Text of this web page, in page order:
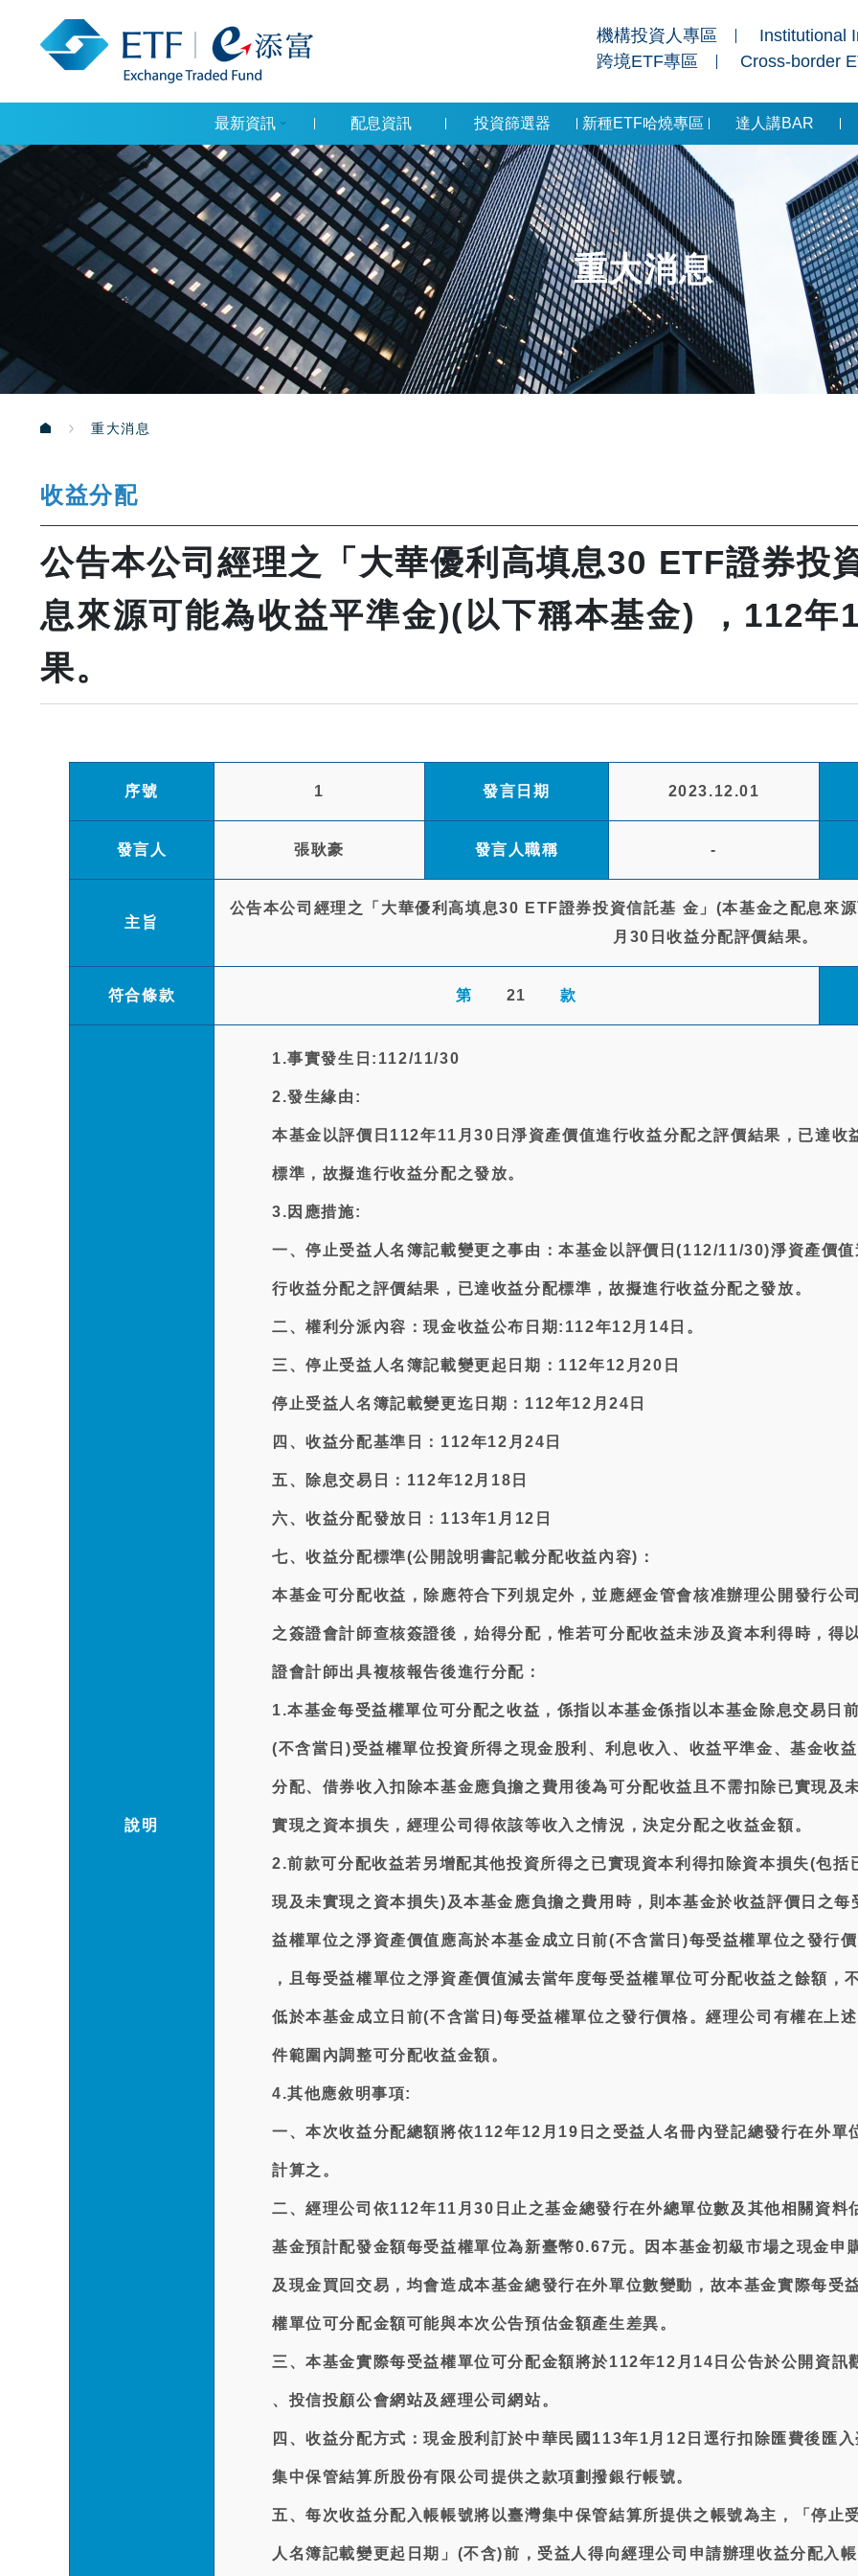
機構投資人專區 Institutional
跨境ETF專區
Cross-border
最新資訊 配息資訊 投資篩選器 新種ETF哈燒專區 達人講BAR
重大消息
重大消息
收益分配
公告本公司經理之「大華優利高填息30 ETF證券投
息來源可能為收益平準金)(以下稱本基金) ，112年
果。
序號 1 發言日期 2023.12.01
發言人 張耿豪 發言人職稱 -
主旨
公告本公司經理之「大華優利高填息30 ETF證券投資信託基 金」(本基金之配息來
月30日收益分配評價結果。
符合條款 第 21 款
說明
1.事實發生日:112/11/30
2.發生緣由:
本基金以評價日112年11月30日淨資產價值進行收益分配之評價結果，已達收
標準，故擬進行收益分配之發放。
3.因應措施:
一、停止受益人名簿記載變更之事由：本基金以評價日(112/11/30)淨資產價值
行收益分配之評價結果，已達收益分配標準，故擬進行收益分配之發放。
二、權利分派內容：現金收益公布日期:112年12月14日。
三、停止受益人名簿記載變更起日期：112年12月20日
停止受益人名簿記載變更迄日期：112年12月24日
四、收益分配基準日：112年12月24日
五、除息交易日：112年12月18日
六、收益分配發放日：113年1月12日
七、收益分配標準(公開說明書記載分配收益內容)：
本基金可分配收益，除應符合下列規定外，並應經金管會核准辦理公開發行公司
之簽證會計師查核簽證後，始得分配，惟若可分配收益未涉及資本利得時，得
證會計師出具複核報告後進行分配：
1.本基金每受益權單位可分配之收益，係指以本基金係指以本基金除息交易日前
(不含當日)受益權單位投資所得之現金股利、利息收入、收益平準金、基金收益
分配、借券收入扣除本基金應負擔之費用後為可分配收益且不需扣除已實現及
實現之資本損失，經理公司得依該等收入之情況，決定分配之收益金額。
2.前款可分配收益若另增配其他投資所得之已實現資本利得扣除資本損失(包括
現及未實現之資本損失)及本基金應負擔之費用時，則本基金於收益評價日之每
益權單位之淨資產價值應高於本基金成立日前(不含當日)每受益權單位之發行
，且每受益權單位之淨資產價值減去當年度每受益權單位可分配收益之餘額，
低於本基金成立日前(不含當日)每受益權單位之發行價格。經理公司有權在上
件範圍內調整可分配收益金額。
4.其他應敘明事項:
一、本次收益分配總額將依112年12月19日之受益人名冊內登記總發行在外單
計算之。
二、經理公司依112年11月30日止之基金總發行在外總單位數及其他相關資料
基金預計配發金額每受益權單位為新臺幣0.67元。因本基金初級市場之現金申
及現金買回交易，均會造成本基金總發行在外單位數變動，故本基金實際每受
權單位可分配金額可能與本次公告預估金額產生差異。
三、本基金實際每受益權單位可分配金額將於112年12月14日公告於公開資訊
、投信投顧公會網站及經理公司網站。
四、收益分配方式：現金股利訂於中華民國113年1月12日逕行扣除匯費後匯
集中保管結算所股份有限公司提供之款項劃撥銀行帳號。
五、每次收益分配入帳帳號將以臺灣集中保管結算所提供之帳號為主，「停止
人名簿記載變更起日期」(不含)前，受益人得向經理公司申請辦理收益分配入帳